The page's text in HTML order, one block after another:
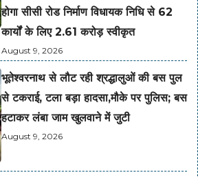
होगा सीसी रोड निर्माण विधायक निधि से 62
कार्यों के लिए 2.61 करोड़ स्वीकृत
August 9, 2026
भूतेश्वरनाथ से लौट रही श्रद्धालुओं की बस पुल
से टकराई, टला बड़ा हादसा,मौके पर पुलिस; बस
हटाकर लंबा जाम खुलवाने में जुटी
August 9, 2026